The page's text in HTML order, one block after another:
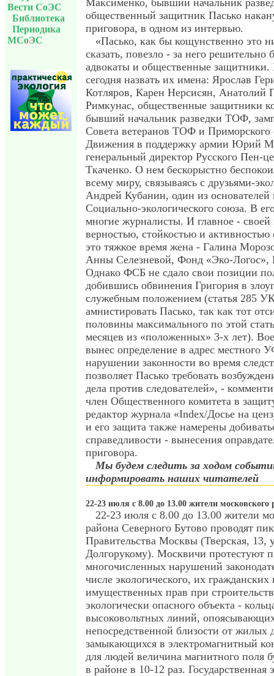
Вести СоЭС
Библиотека
Периодика
МСоЭС
Максименко, бывший начальник
общественный защитник Пасько
приговора, в одном из интервью.
«Пасько, как бы кощунственно это
сказать, повезло - за него решительно
адвокаты и общественные защитники.
сегодня назвать их имена: Ярослав
Котляров, Карен Нерсисян,
Римкунас, общественные защитники
бывший начальник разведки ТОФ,
Совета ветеранов ТОФ и Приморского
Движения в поддержку армии Юрий
генеральный директор Русского Пен-
Ткаченко. О нем бескорыстно
всему миру, связываясь с друзьями-
Андрей Кубанин, один из основателей
Социально-экологического союза. В
многие журналисты. И главное - своей
верностью, стойкостью и активностью
это тяжкое время жена - Галина
Анны Селезневой, Фонд «Эко-Логос»,
Однако ФСБ не сдало свои позиции
добившись обвинения Григория в
служебным положением (статья 285
амнистировать Пасько, так как тот
половины максимального по этой
месяцев из «положенных» 3-х лет).
вынес определение в адрес местного
нарушении законности во время
позволяет Пасько требовать
дела против следователей», -
член Общественного комитета в
редактор журнала «Index/Досье на
и его защита также намерены
справедливости - вынесения
приговора.
Мы будем следить за ходом
информировать наших читателей
22-23 июля с 8.00 до 13.00 жители московского
22-23 июля с 8.00 до 13.00 жители
района Северного Бутово проводят
Правительства Москвы (Тверская,
Долгорукому). Москвичи протестуют
многочисленных нарушений
числе экологического, их гражданских
имущественных прав при
экологически опасного объекта -
высоковольтных линий,
непосредственной близости от жилых
замыкающихся в электромагнитный
для людей величина магнитного поля
в районе в 10-12 раз. Государственная